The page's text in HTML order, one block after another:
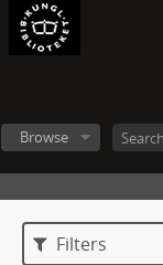
Browse
Filters